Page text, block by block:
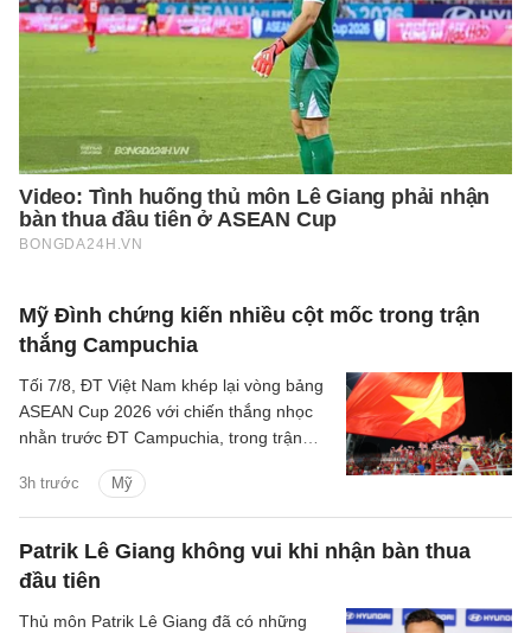
Mỹ Đình chứng kiến nhiều cột mốc trong trận
thắng Campuchia
3h trước Mỹ
Tối 7/8, ĐT Việt Nam khép lại vòng bảng
ASEAN Cup 2026 với chiến thắng nhọc
nhằn trước ĐT Campuchia, trong trận
Patrik Lê Giang không vui khi nhận bàn thua
đầu tiên
Thủ môn Patrik Lê Giang đã có những